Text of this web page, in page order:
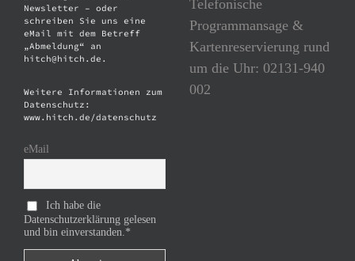
Newsletter – oder
schreiben Sie uns eine
eMail mit dem Betreff
„Abmeldung“ an
hitch@hitch.de.
Weitere Informationen zum
Datenschutz:
www.hitch.de/datenschutz
eMail
Ich habe die
Datenschutzerklärung gelesen
und bin einverstanden.*
Telefonische
Programmansage &
Kartenreservierung rund
um die Uhr: 02131-940
002